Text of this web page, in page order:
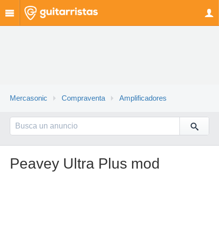
Mercasonic Compraventa Amplificadores
Peavey Ultra Plus mod